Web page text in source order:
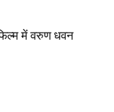
में वरुण धवन